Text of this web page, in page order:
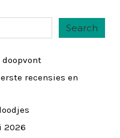
Search
doopvont
recensies en
2026